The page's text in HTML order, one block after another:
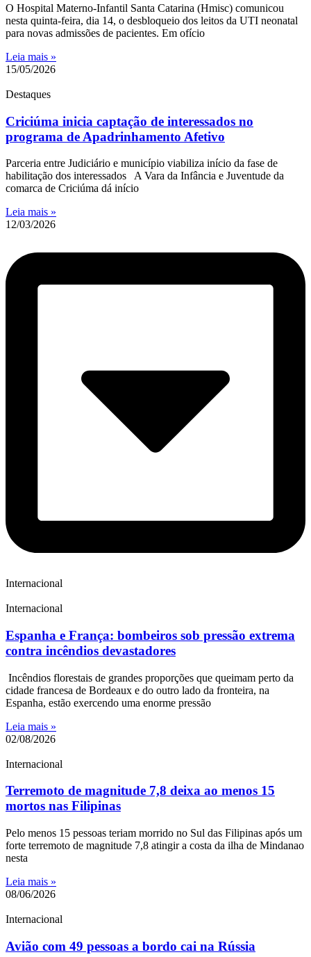
O Hospital Materno-Infantil Santa Catarina (Hmisc) comunicou
nesta quinta-feira, dia 14, o desbloqueio dos leitos da UTI neonatal
para novas admissões de pacientes. Em ofício
Leia mais »
15/05/2026
Destaques
Criciúma inicia captação de interessados no
programa de Apadrinhamento Afetivo
Parceria entre Judiciário e município viabiliza início da fase de
habilitação dos interessados A Vara da Infância e Juventude da
comarca de Criciúma dá início
Leia mais »
12/03/2026
Internacional
Internacional
Espanha e França: bombeiros sob pressão extrema
contra incêndios devastadores
Incêndios florestais de grandes proporções que queimam perto da
cidade francesa de Bordeaux e do outro lado da fronteira, na
Espanha, estão exercendo uma enorme pressão
Leia mais »
02/08/2026
Internacional
Terremoto de magnitude 7,8 deixa ao menos 15
mortos nas Filipinas
Pelo menos 15 pessoas teriam morrido no Sul das Filipinas após um
forte terremoto de magnitude 7,8 atingir a costa da ilha de Mindanao
nesta
Leia mais »
08/06/2026
Internacional
Avião com 49 pessoas a bordo cai na Rússia